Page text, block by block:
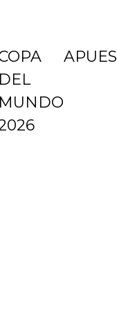
DEL
MUNDO
en tres países
un formato
muchos
tendrá la
te explicamos
estarán